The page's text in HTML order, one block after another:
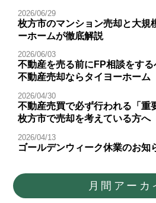
2026/06/29
枚方市のマンション売却と大規
ーホームが徹底解説
2026/06/03
不動産を売る前にFP相談をす
不動産売却ならタイヨーホーム
2026/04/30
不動産売買で必ず行われる「重
枚方市で売却を考えている方へ
2026/04/13
ゴールデンウィーク休業のお知
月間アーカ